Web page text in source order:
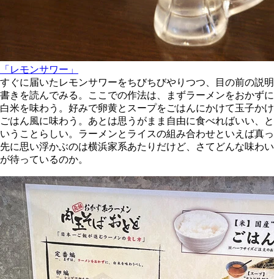
「レモンサワー」
すぐに届いたレモンサワーをちびちびやりつつ、目の前の説明
書きを読んでみる。ここでの作法は、まずラーメンをおかずに
白米を味わう。好みで卵黄とスープをごはんにかけて玉子かけ
ごはん風に味わう。あとは思うがまま自由に食べればいい、と
いうことらしい。ラーメンとライスの組み合わせといえば真っ
先に思い浮かぶのは横浜家系あたりだけど、さてどんな味わい
が待っているのか。